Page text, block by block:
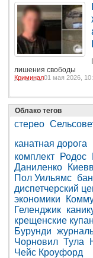
лишения свободы
Криминал01 мая 2026,
Облако тегов
стерео
канатная дорога
комплект
Родос
Даниленко
Пол Уильямс
диспетчерский
экономики
Геленджик
крещенские
Бурунди
Чорновил Тула
Чейс Кроуфорд